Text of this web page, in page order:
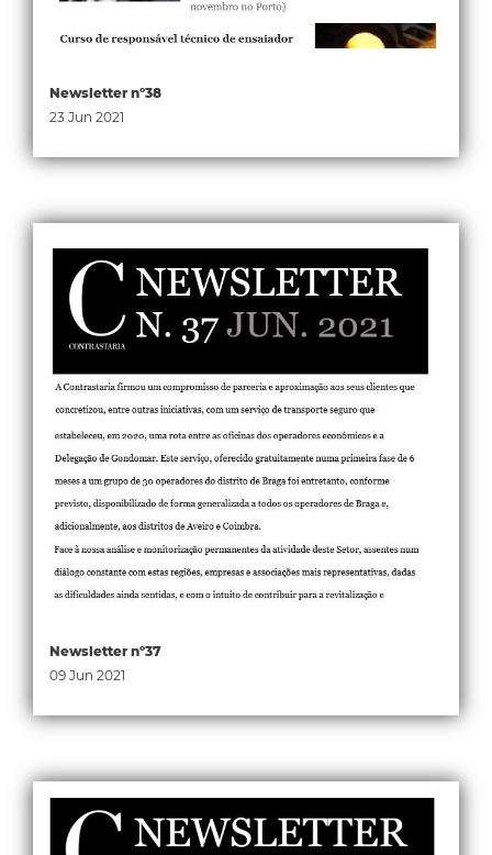
Newsletter nº38
23 Jun 2021
Newsletter nº37
09 Jun 2021